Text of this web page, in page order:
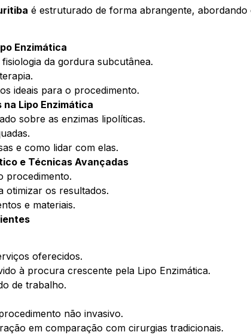
é estruturado de forma abrangente, abordando
Enzimática
da gordura subcutânea.
ideais para o procedimento.
na Lipo Enzimática
sobre as enzimas lipolíticas.
e como lidar com elas.
e Técnicas Avançadas
procedimento.
otimizar os resultados.
e materiais.
oferecidos.
à procura crescente pela Lipo Enzimática.
de trabalho.
não invasivo.
em comparação com cirurgias tradicionais.